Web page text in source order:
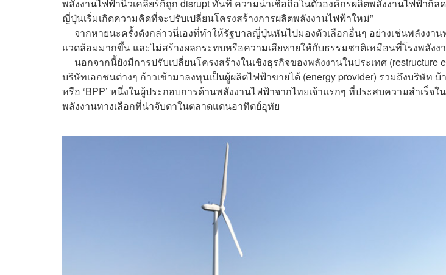
พลังงานไฟฟ้านิวเคลียร์ก็ถูก disrupt ทันที ความน่าเชื่อถือในตัวองค์กรผลิตพลังงานไฟฟ้าก็ล
ญี่ปุ่นเริ่มเกิดความคิดที่จะปรับเปลี่ยนโครงสร้างการผลิตพลังงานไฟฟ้าใหม่”
จากหายนะครั้งดังกล่าวนี่เองที่ทำให้รัฐบาลญี่ปุ่นหันไปมองตัวเลือกอื่นๆ อย่างเช่นพลังงาน
แวดล้อมมากขึ้น และไม่สร้างผลกระทบหรือความเสียหายให้กับธรรมชาติเหมือนที่โรงพลังง
นอกจากนี้ยังมีการปรับเปลี่ยนโครงสร้างในเชิงธุรกิจของพลังงานในประเทศ (restructure
บริษัทเอกชนต่างๆ ก้าวเข้ามาลงทุนเป็นผู้ผลิตไฟฟ้าขายได้ (energy provider) รวมถึงบริษัท บ้
หรือ ‘BPP’ หนึ่งในผู้ประกอบการด้านพลังงานไฟฟ้าจากไทยเจ้าแรกๆ ที่ประสบความสำเร็จใ
พลังงานทางเลือกที่น่าจับตาในตลาดแดนอาทิตย์อุทัย